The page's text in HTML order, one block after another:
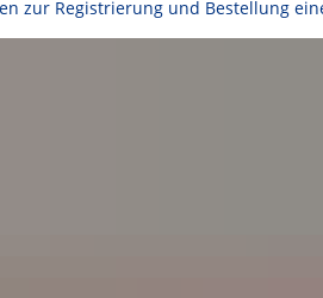
zur Registrierung und Bestellung